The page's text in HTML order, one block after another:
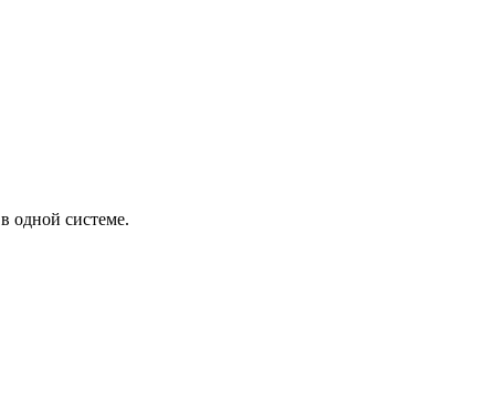
одной системе.